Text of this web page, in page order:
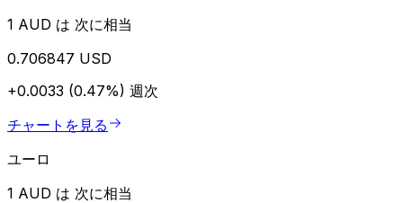
1 AUD は 次に相当
0.706847 USD
+0.0033 (0.47%) 週次
チャートを見る
ユーロ
1 AUD は 次に相当